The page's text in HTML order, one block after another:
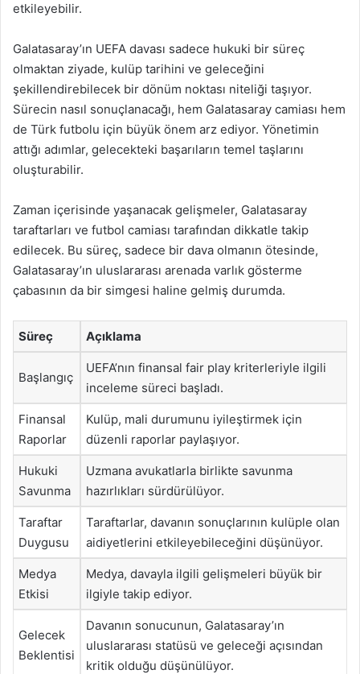
etkileyebilir.
Galatasaray’ın UEFA davası sadece hukuki bir süreç
olmaktan ziyade, kulüp tarihini ve geleceğini
şekillendirebilecek bir dönüm noktası niteliği taşıyor.
Sürecin nasıl sonuçlanacağı, hem Galatasaray camiası hem
de Türk futbolu için büyük önem arz ediyor. Yönetimin
attığı adımlar, gelecekteki başarıların temel taşlarını
oluşturabilir.
Zaman içerisinde yaşanacak gelişmeler, Galatasaray
taraftarları ve futbol camiası tarafından dikkatle takip
edilecek. Bu süreç, sadece bir dava olmanın ötesinde,
Galatasaray’ın uluslararası arenada varlık gösterme
çabasının da bir simgesi haline gelmiş durumda.
Süreç Açıklama
Başlangıç
UEFA’nın finansal fair play kriterleriyle ilgili
inceleme süreci başladı.
Finansal
Raporlar
Kulüp, mali durumunu iyileştirmek için
düzenli raporlar paylaşıyor.
Hukuki
Savunma
Uzmana avukatlarla birlikte savunma
hazırlıkları sürdürülüyor.
Taraftar
Duygusu
Taraftarlar, davanın sonuçlarının kulüple olan
aidiyetlerini etkileyebileceğini düşünüyor.
Medya
Etkisi
Medya, davayla ilgili gelişmeleri büyük bir
ilgiyle takip ediyor.
Gelecek
Beklentisi
Davanın sonucunun, Galatasaray’ın
uluslararası statüsü ve geleceği açısından
kritik olduğu düşünülüyor.